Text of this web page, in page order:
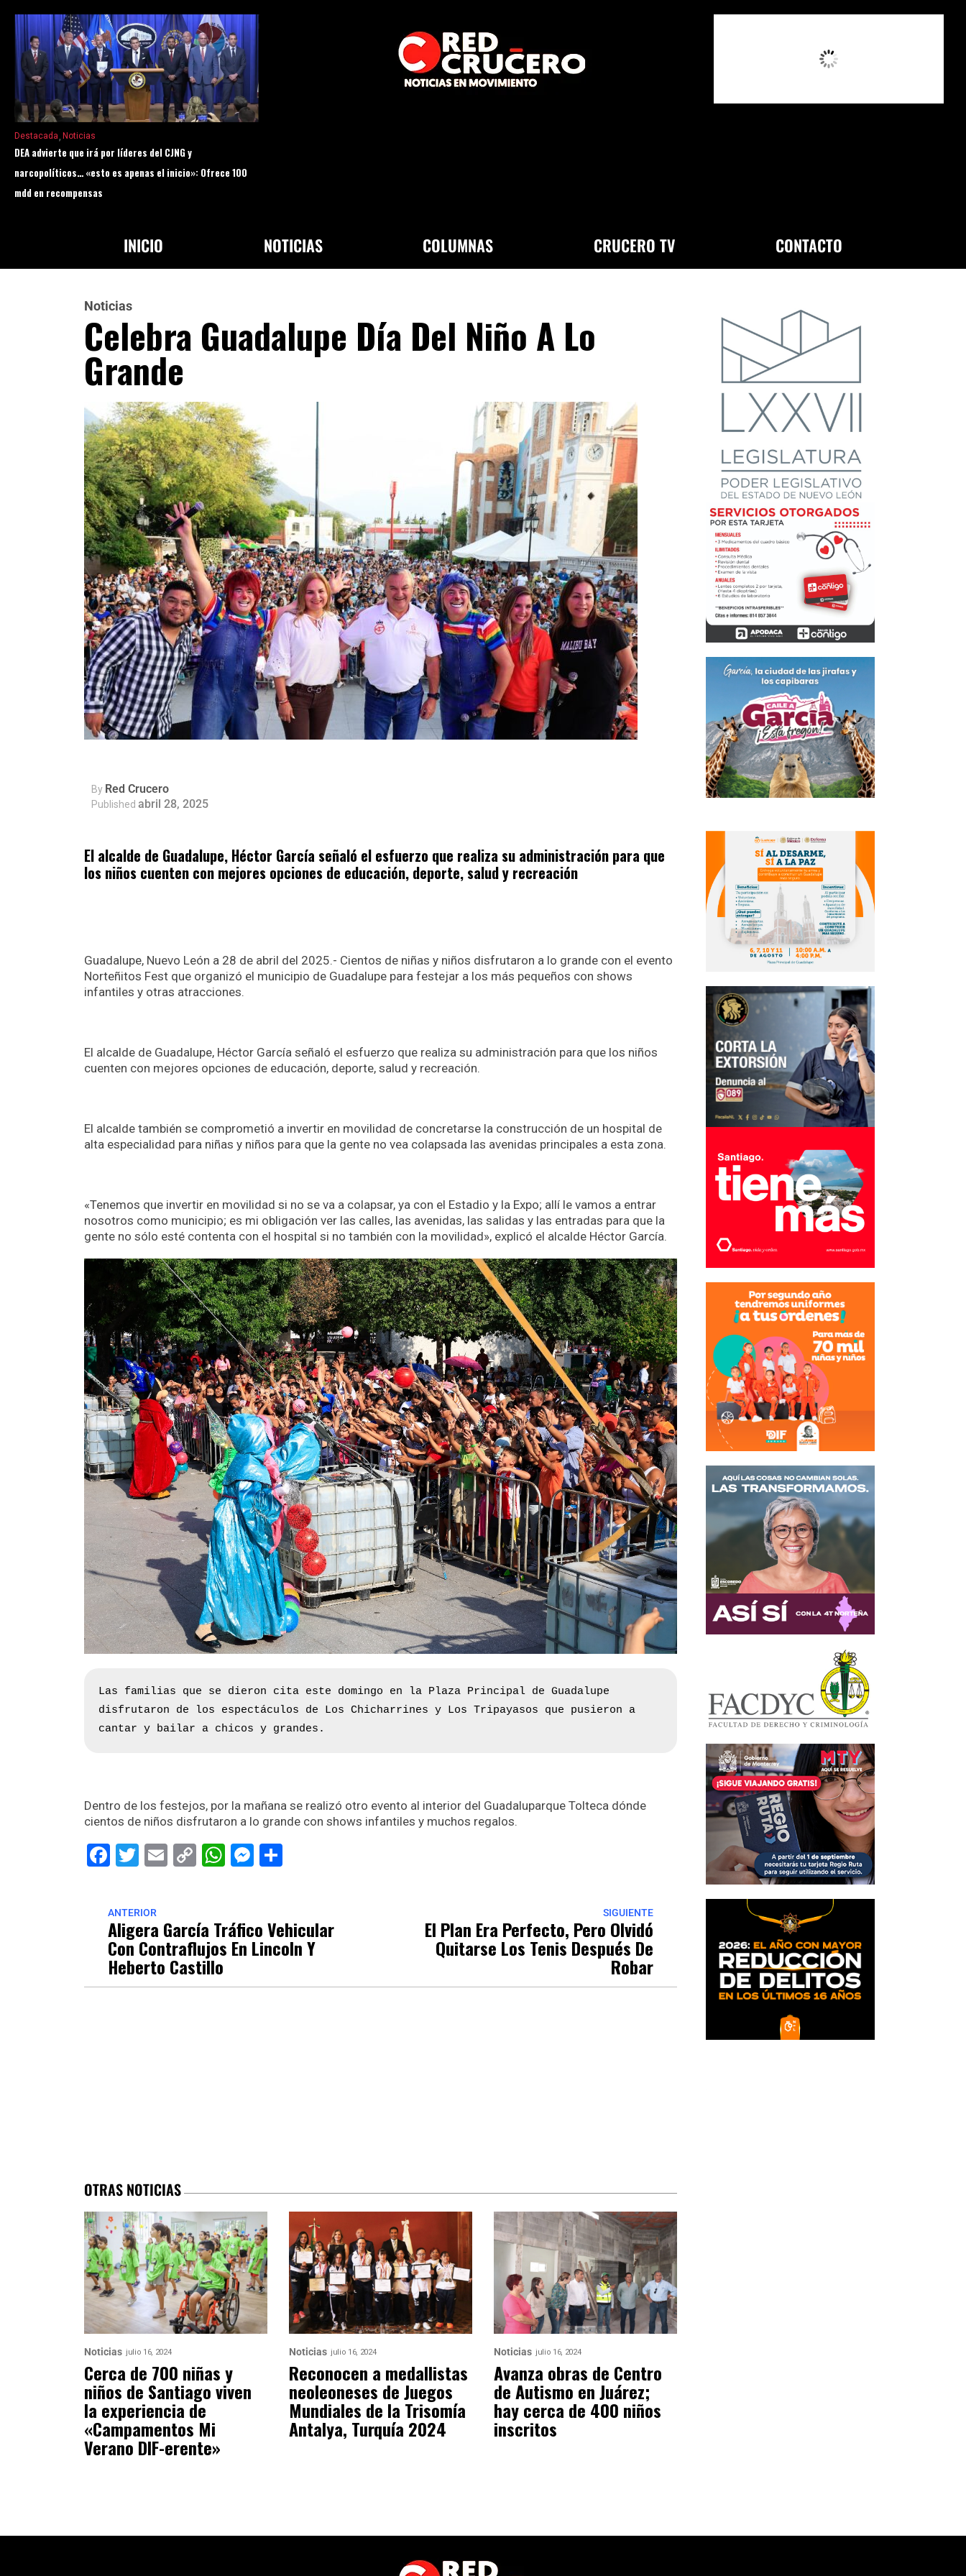
Destacada Noticias
DEA advierte que irá por líderes del CJNG y
narcopolíticos… «esto es apenas el inicio»: Ofrece 100
mdd en recompensas
INICIO NOTICIAS COLUMNAS CRUCERO TV CONTACTO
Noticias
Celebra Guadalupe Día Del Niño A Lo
Grande
By Red Crucero
Published abril 28, 2025
El alcalde de Guadalupe, Héctor García señaló el esfuerzo que realiza su administración para que
los niños cuenten con mejores opciones de educación, deporte, salud y recreación
Guadalupe, Nuevo León a 28 de abril del 2025.- Cientos de niñas y niños disfrutaron a lo grande con el evento
Norteñitos Fest que organizó el municipio de Guadalupe para festejar a los más pequeños con shows
infantiles y otras atracciones.
El alcalde de Guadalupe, Héctor García señaló el esfuerzo que realiza su administración para que los niños
cuenten con mejores opciones de educación, deporte, salud y recreación.
El alcalde también se comprometió a invertir en movilidad de concretarse la construcción de un hospital de
alta especialidad para niñas y niños para que la gente no vea colapsada las avenidas principales a esta zona.
«Tenemos que invertir en movilidad si no se va a colapsar, ya con el Estadio y la Expo; allí le vamos a entrar
nosotros como municipio; es mi obligación ver las calles, las avenidas, las salidas y las entradas para que la
gente no sólo esté contenta con el hospital si no también con la movilidad», explicó el alcalde Héctor García.
Las familias que se dieron cita este domingo en la Plaza Principal de Guadalupe
disfrutaron de los espectáculos de Los Chicharrines y Los Tripayasos que pusieron a
cantar y bailar a chicos y grandes.
Dentro de los festejos, por la mañana se realizó otro evento al interior del Guadaluparque Tolteca dónde
cientos de niños disfrutaron a lo grande con shows infantiles y muchos regalos.
Facebook
Twitter
EmailCopyWhatsApp
Messenger
ANTERIOR
Aligera García Tráfico Vehicular
Con Contraflujos En Lincoln Y
Heberto Castillo
SIGUIENTE
El Plan Era Perfecto, Pero Olvidó
Quitarse Los Tenis Después De
Robar
OTRAS NOTICIAS
Noticias julio 16, 2024
Cerca de 700 niñas y
niños de Santiago viven
la experiencia de
«Campamentos Mi
Verano DIF-erente»
Noticias julio 16, 2024
Reconocen a medallistas
neoleoneses de Juegos
Mundiales de la Trisomía
Antalya, Turquía 2024
Noticias julio 16, 2024
Avanza obras de Centro
de Autismo en Juárez;
hay cerca de 400 niños
inscritos